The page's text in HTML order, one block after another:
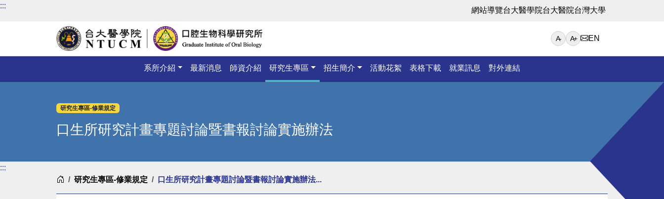
:::
網站導覽台大醫學院台大醫院台灣大學
A- A+ EN
系所介紹 最新消息 師資介紹 研究生專區 招生簡介 活動花絮 表格下載 就業訊息 對外連結
研究生專區-修業規定
口生所研究計畫專題討論暨書報討論實施辦法
:::
首頁研究生專區-修業規定 口生所研究計畫專題討論暨書報討論實施辦法...